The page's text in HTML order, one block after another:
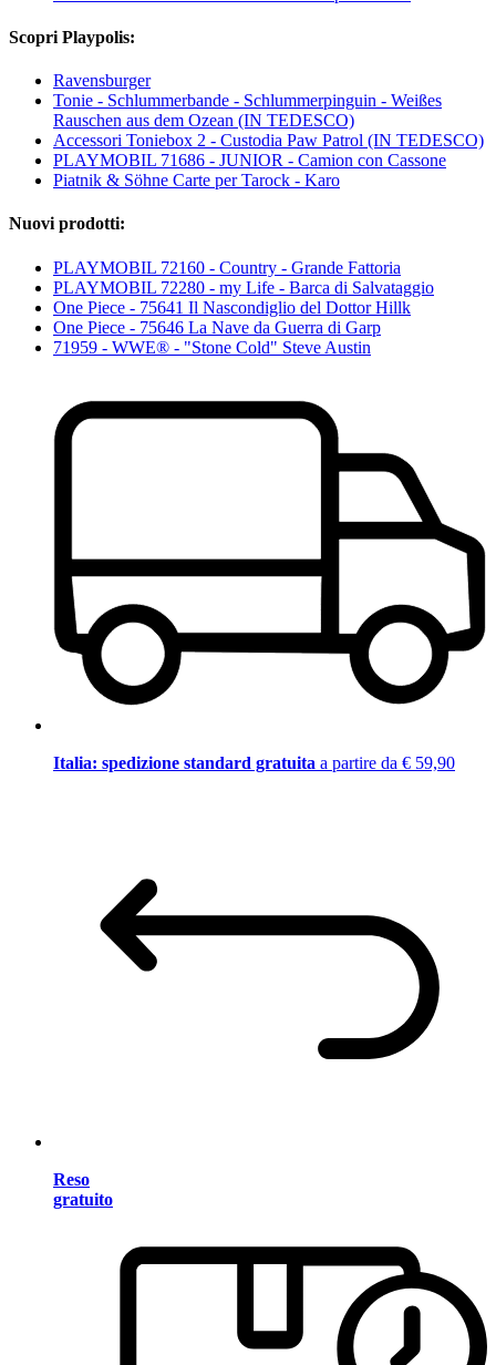
Scopri Playpolis:
Ravensburger
Tonie - Schlummerbande - Schlummerpinguin - Weißes
Rauschen aus dem Ozean (IN TEDESCO)
Accessori Toniebox 2 - Custodia Paw Patrol (IN TEDESCO)
PLAYMOBIL 71686 - JUNIOR - Camion con Cassone
Piatnik & Söhne Carte per Tarock - Karo
Nuovi prodotti:
PLAYMOBIL 72160 - Country - Grande Fattoria
PLAYMOBIL 72280 - my Life - Barca di Salvataggio
One Piece - 75641 Il Nascondiglio del Dottor Hillk
One Piece - 75646 La Nave da Guerra di Garp
71959 - WWE® - "Stone Cold" Steve Austin
Italia: spedizione standard gratuita a partire da € 59,90
Reso
gratuito